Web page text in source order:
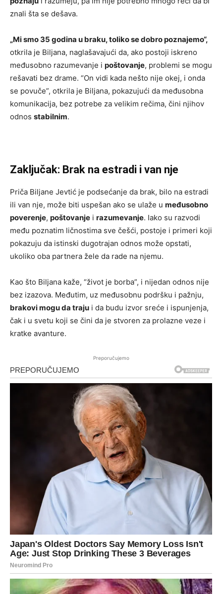
znali šta se dešava.
„Mi smo 35 godina u braku, toliko se dobro poznajemo“,
otkrila je Biljana, naglašavajući da, ako postoji iskreno
međusobno razumevanje i poštovanje, problemi se mogu
rešavati bez drame. “On vidi kada nešto nije okej, i onda
se povuče”, otkrila je Biljana, pokazujući da međusobna
komunikacija, bez potrebe za velikim rečima, čini njihov
odnos stabilnim.
Zaključak: Brak na estradi i van nje
Priča Biljane Jevtić je podsećanje da brak, bilo na estradi
ili van nje, može biti uspešan ako se ulaže u međusobno
poverenje, poštovanje i razumevanje. Iako su razvodi
među poznatim ličnostima sve češći, postoje i primeri koji
pokazuju da istinski dugotrajan odnos može opstati,
ukoliko oba partnera žele da rade na njemu.
Kao što Biljana kaže, “život je borba”, i nijedan odnos nije
bez izazova. Međutim, uz međusobnu podršku i pažnju,
brakovi mogu da traju i da budu izvor sreće i ispunjenja,
čak i u svetu koji se čini da je stvoren za prolazne veze i
kratke avanture.
Preporučujemo